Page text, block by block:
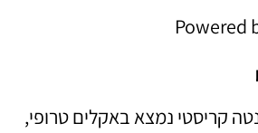
Powered
קריסטי נמצא באקלים טרופי,